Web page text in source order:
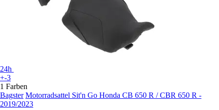
24h
+-3
1 Farben
Bagster Motorradsattel Sit'n Go Honda CB 650 R / CBR 650 R -
2019/2023